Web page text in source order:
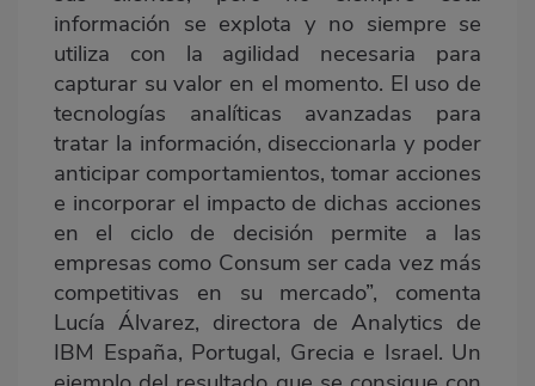
información se explota y no siempre se
utiliza con la agilidad necesaria para
capturar su valor en el momento. El uso de
tecnologías analíticas avanzadas para
tratar la información, diseccionarla y poder
anticipar comportamientos, tomar acciones
e incorporar el impacto de dichas acciones
en el ciclo de decisión permite a las
empresas como Consum ser cada vez más
competitivas en su mercado”, comenta
Lucía Álvarez, directora de Analytics de
IBM España, Portugal, Grecia e Israel. Un